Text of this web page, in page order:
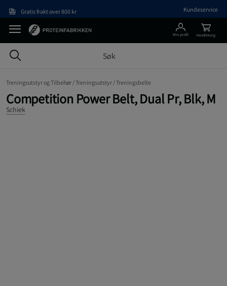
Gratis frakt over 800 kr Kundeservice
Min profil Handlekorg
Treningsutstyr og Tilbehør /Treningsutstyr /Treningsbelte
Competition Power Belt, Dual Pr, Blk, M
Schiek